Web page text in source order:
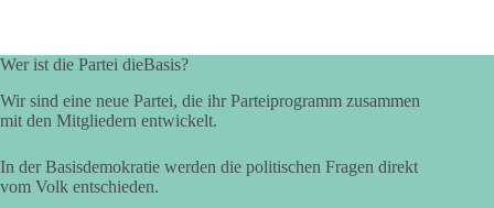
Wer ist die Partei dieBasis?
Wir sind eine neue Partei, die ihr Parteiprogramm zusammen
mit den Mitgliedern entwickelt.
In der Basisdemokratie werden die politischen Fragen direkt
vom Volk entschieden.